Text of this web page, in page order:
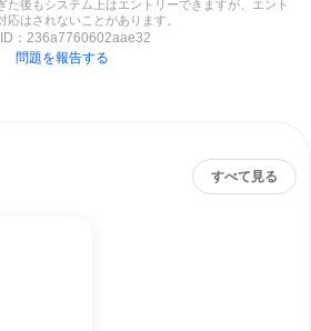
た後もシステム上はエントリーできますが、エント
応はされないことがあります。
： 236a7760602aae32
問題を報告する
すべて見る